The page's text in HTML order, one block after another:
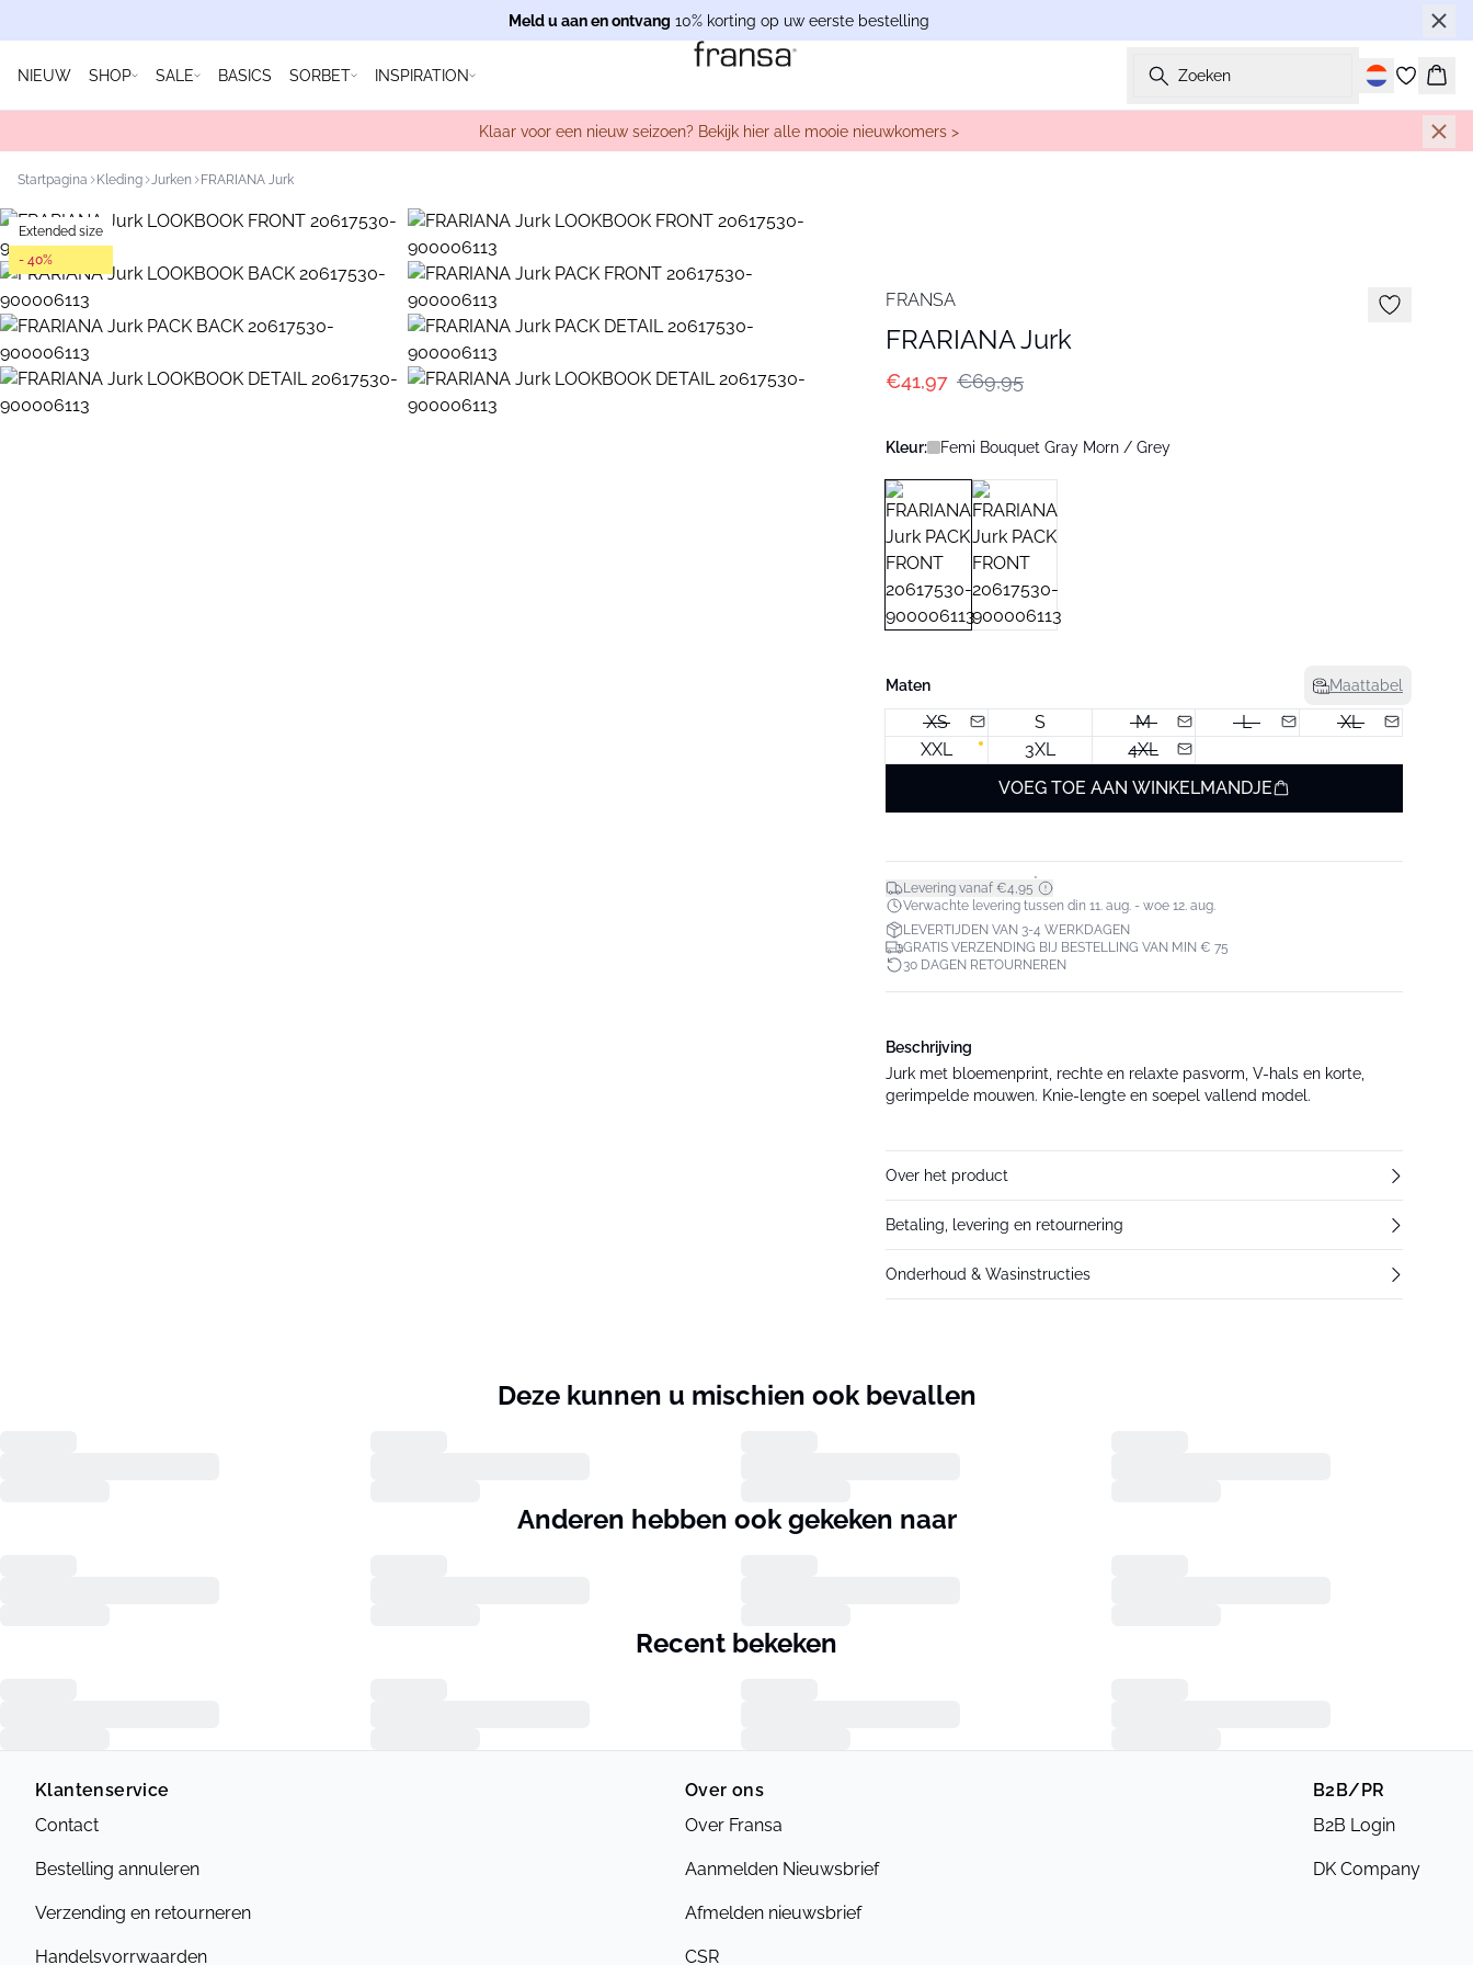
Meld u aan en ontvang 10% korting op uw eerste bestelling
NIEUW SHOP SALE BASICS SORBET INSPIRATION Zoeken
Klaar voor een nieuw seizoen? Bekijk hier alle mooie nieuwkomers >
Startpagina Kleding Jurken FRARIANA Jurk
Extended size
- 40%
FRANSA
FRARIANA Jurk
€41,97 €69,95
Kleur: Femi Bouquet Gray Morn / Grey
Maten Maattabel
XS S M L
XL
XXL
3XL
4XL
VOEG TOE AAN WINKELMANDJE
Levering vanaf €4,95*
Verwachte levering tussen din 11. aug. - woe 12. aug.
LEVERTIJDEN VAN 3-4 WERKDAGEN
GRATIS VERZENDING BIJ BESTELLING VAN MIN € 75
30 DAGEN RETOURNEREN
Beschrijving
Jurk met bloemenprint, rechte en relaxte pasvorm, V-hals en korte,
gerimpelde mouwen. Knie-lengte en soepel vallend model.
Over het product
Betaling, levering en retournering
Onderhoud & Wasinstructies
Deze kunnen u mischien ook bevallen
Anderen hebben ook gekeken naar
Recent bekeken
Klantenservice
Contact
Bestelling annuleren
Verzending en retourneren
Handelsvorrwaarden
Over ons
Over Fransa
Aanmelden Nieuwsbrief
Afmelden nieuwsbrief
CSR
B2B/PR
B2B Login
DK Company